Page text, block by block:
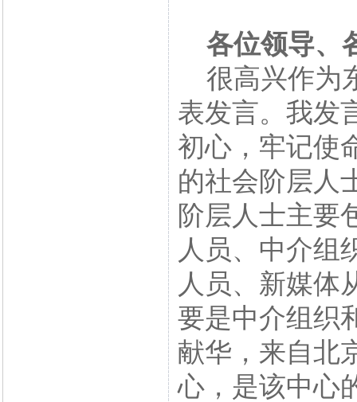
各位领导、
很高兴作为
表发言。我发
初心，牢记使
的社会阶层人
阶层人士主要
人员、中介组
人员、新媒体
要是中介组织
献华，来自北
心，是该中心